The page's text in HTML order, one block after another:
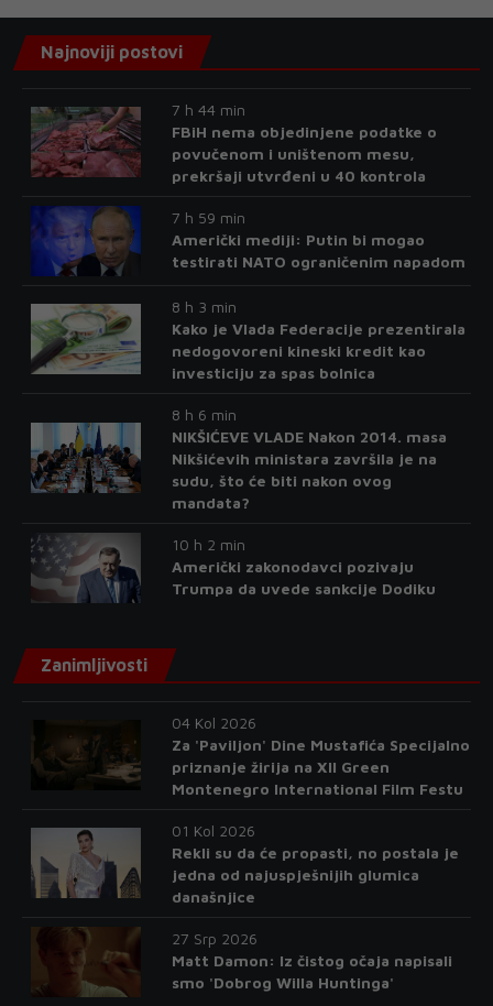
Najnoviji postovi
7 h 44 min
FBiH nema objedinjene podatke o
povučenom i uništenom mesu,
prekršaji utvrđeni u 40 kontrola
7 h 59 min
Američki mediji: Putin bi mogao
testirati NATO ograničenim napadom
8 h 3 min
Kako je Vlada Federacije prezentirala
nedogovoreni kineski kredit kao
investiciju za spas bolnica
8 h 6 min
NIKŠIĆEVE VLADE Nakon 2014. masa
Nikšićevih ministara završila je na
sudu, što će biti nakon ovog
mandata?
10 h 2 min
Američki zakonodavci pozivaju
Trumpa da uvede sankcije Dodiku
Zanimljivosti
04 Kol 2026
Za 'Paviljon' Dine Mustafića Specijalno
priznanje žirija na XII Green
Montenegro International Film Festu
01 Kol 2026
Rekli su da će propasti, no postala je
jedna od najuspješnijih glumica
današnjice
27 Srp 2026
Matt Damon: Iz čistog očaja napisali
smo 'Dobrog Willa Huntinga'